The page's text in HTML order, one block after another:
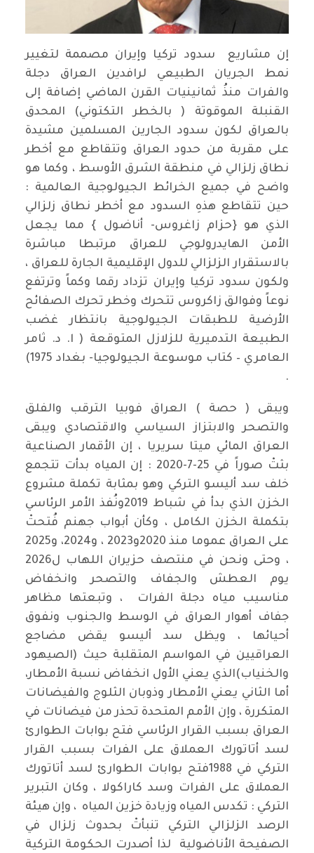
إن مشاريع سدود تركيا وإيران مصممة لتغيير
نمط الجريان الطبيعي لرافدين العراق دجلة
والفرات منذُ ثمانينيات القرن الماضي إضافة إلى
القنبلة الموقوتة ( بالخطر التكتوني) المحدق
بالعراق لكون سدود الجارين المسلمين مشيدة
على مقربة من حدود العراق وتتقاطع مع أخطر
نطاق زلزالي في منطقة الشرق الأوسط ، وكما هو
واضح في جميع الخرائط الجيولوجية العالمية :
حين تتقاطع هذهِ السدود مع أخطر نطاق زلزالي
الذي هو {حزام زاغروس- أناضول } مما يجعل
الأمن الهايدرولوجي للعراق مرتبطا مباشرة
بالاستقرار الزلزالي للدول الإقليمية الجارة للعراق ،
ولكون سدود تركيا وإيران تزداد رقما وكماً وترتفع
نوعاً وفوالق زاكروس تتحرك وخطر تحرك الصفائح
الأرضية للطبقات الجيولوجية بانتظار غضب
الطبيعة التدميرية للزلازل المتوقعة ( ا. د. ثامر
العامري – كتاب موسوعة الجيولوجيا- بغداد 1975)
.
ويبقى ( حصة ) العراق فوبيا الترقب والفلق
والتصحر والابتزاز السياسي والاقتصادي ويبقى
العراق المائي ميتا سريريا ، إن الأقمار الصناعية
بثتْ صوراً في 25-7-2020 : إن المياه بدأت تتجمع
خلف سد أليسو التركي وهو بمثابة تكملة مشروع
الخزن الذي بدأ في شباط 2019ونُفذ الأمر الرئاسي
بتكملة الخزن الكامل ، وكأن أبواب جهنم فُتحتْ
على العراق عموما منذ 2020و2023 ، و2024، و2025
، وحتى ونحن في منتصف حزيران اللهاب ل2026
يوم العطش والجفاف والتصحر وانخفاض
مناسيب مياه دجلة الفرات ، وتبعتها مظاهر
جفاف أهوار العراق في الوسط والجنوب ونفوق
أحيائها ، ويظل سد أليسو يقض مضاجع
العراقيين في المواسم المتقلبة حيث (الصيهود
والخنياب)الذي يعني الأول انخفاض نسبة الأمطار،
أما الثاني يعني الأمطار وذوبان الثلوج والفيضانات
المتكررة ، وإن الأمم المتحدة تحذر من فيضانات في
العراق بسبب القرار الرئاسي فتح بوابات الطوارئ
لسد أتاتورك العملاق على الفرات بسبب القرار
التركي في 1988فتح بوابات الطوارئ لسد أتاتورك
العملاق على الفرات وسد كاراكولا ، وكان التبرير
التركي : تكدس المياه وزيادة خزين المياه ، وإن هيئة
الرصد الزلزالي التركي تنبأتْ بحدوث زلزال في
الصفيحة الأناضولية لذا أصدرت الحكومة التركية